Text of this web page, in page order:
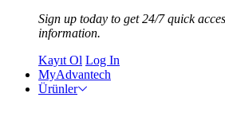
Sign up today to get 24/7 quick
information.
Kayıt Ol Log In
MyAdvantech
Ürünler